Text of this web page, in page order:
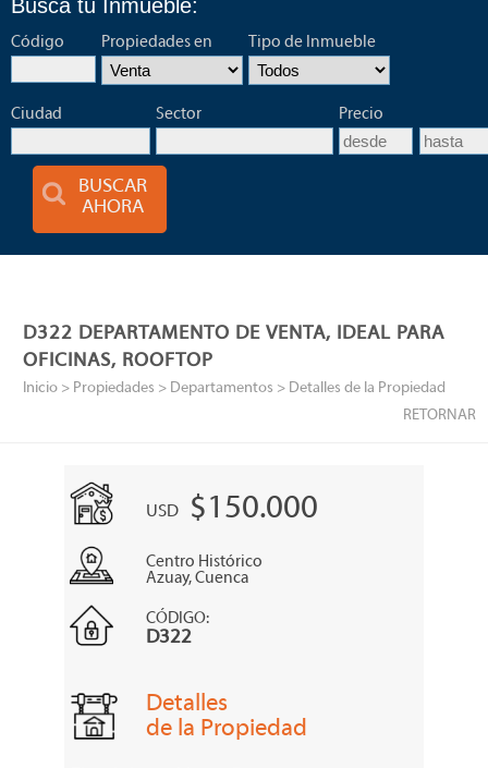
Busca tu Inmueble:
Código Propiedades en Tipo de Inmueble
Ciudad Sector Precio
BUSCAR
AHORA
D322 DEPARTAMENTO DE VENTA, IDEAL PARA
OFICINAS, ROOFTOP
Inicio > Propiedades > Departamentos > Detalles de la Propiedad
RETORNAR
USD $150.000
Centro Histórico
Azuay, Cuenca
CÓDIGO:
D322
Detalles
de la Propiedad